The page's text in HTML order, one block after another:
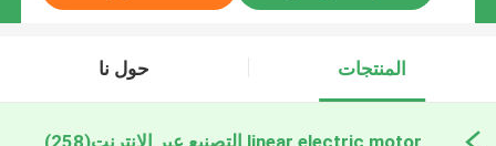
المنتجات حول نا
linear electric motor التصنيع عبر الإنترنت (258)